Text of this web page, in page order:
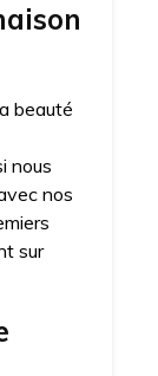
beauté
nous
nos
sur